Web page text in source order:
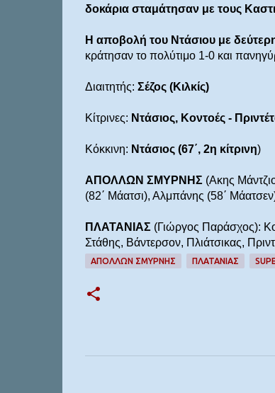
δοκάρια σταμάτησαν με τους
Η αποβολή του Ντάσιου με
κράτησαν το πολύτιμο 1-0 και
Διαιτητής: Σέζος (Κιλκίς)
Κίτρινες: Ντάσιος, Κοντοές -
Κόκκινη: Ντάσιος (67΄, 2η κίτρινη)
ΑΠΟΛΛΩΝ ΣΜΥΡΝΗΣ(Ακης
(82΄ Μάατσι), Αλμπάνης (58΄
ΠΛΑΤΑΝΙΑΣ(Γιώργος Παράσχος):
Στάθης, Βάντερσον, Πλιάτσικας,
ΑΠΟΛΛΩΝ ΣΜΥΡΝΗΣ ΠΛΑΤΑΝΙΑΣ